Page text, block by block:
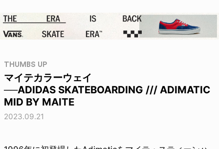
THUMBS UP
マイテカラーウェイ
──ADIDAS SKATEBOARDING /// ADIMATIC
MID BY MAITE
2023.09.21